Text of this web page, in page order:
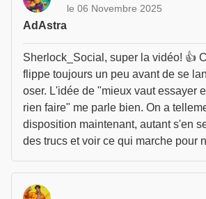
AdAstra
le 06 Novembre 2025
Sherlock_Social, super la vidéo! 👍
flippe toujours un peu avant de se
oser. L'idée de "mieux vaut essayer
rien faire" me parle bien. On a
disposition maintenant, autant s'en
des trucs et voir ce qui marche pour